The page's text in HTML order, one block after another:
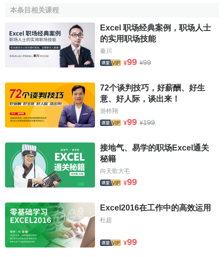
西，有什麼東西可供模仿？誰的東西可供模仿？現有的發明
能否引入其他的創造性設想之中？
當倫琴發現“Ｘ光”時，並沒有預見到這種射線的任何用
途。因而當他發現這項發現具有廣泛用途時，他感到吃驚。
通過聯想借鑒，現在人們不僅已用“Ｘ光”來治療疾病，外科醫
來照明，後來，改進了光線的波長，發明瞭紫外線燈、紅外
線加熱燈、滅菌燈等等。科學技術的重大進步不僅表現在某
些科學技術難題的突破上，也表現在科學技術成果的推廣應
用上。一種新產品、新工藝、新材料，必將隨著它的越來越
多的新應用而顯示其生命力。
（3）
現有的東西是否可以作某些改變？改變一下會怎麼
樣？
可否改變一下形狀、顏色、音響、味道？是否可改變一
下意義、型號、模具、運動形式？……改變之後，效果又將
如汽車，有時改變一下車身的顏色，就會增加汽車的美
感，從而增加銷售量。又如麵包，給它裹上一層芳香的包
裝，就能提高嗅覺誘力。據說婦女用的游泳衣是嬰兒衣服的
本条目相关课程
Excel 职场经典案例，职场人士
的实用职场技能
秦川
¥99 ¥99
72个谈判技巧，好薪酬、好生
意、好人际，谈出来！
游梓翔
¥99 ¥199
接地气、易学的职场Excel通关
秘籍
向天歌大毛
¥99
Excel2016在工作中的高效运用
杜超
¥99